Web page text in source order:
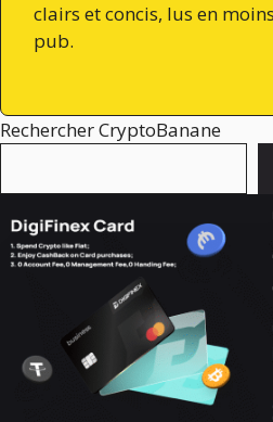
clairs et concis, lus en
pub.
Rechercher CryptoBanane